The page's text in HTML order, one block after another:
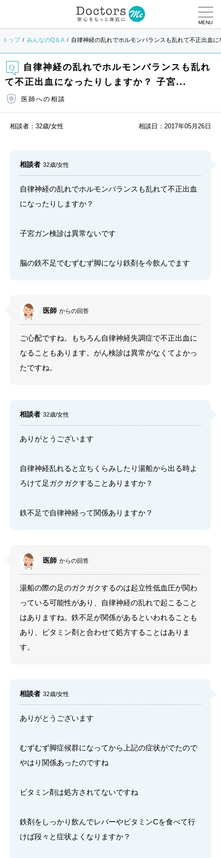
MENU
トップ みんなのQ＆A 自律神経の乱れでホルモンバランスも乱れて不正出血
自律神経の乱れでホルモンバランスも乱れ
て不正出血になったりしますか？ 子宮...
医師への相談
相談者： 32歳/女性 相談日： 2017年05月26日
相談者 32歳/女性
自律神経の乱れでホルモンバランスも乱れて不正出血
になったりしますか？
子宮ガン検診は異常ないです
脳の鉄不足でむずむず脚になり鉄剤を今飲んでます
医師 からの回答
ご心配ですね。もちろん自律神経失調症で不正出血に
なることもあります。がん検診は異常がなくてよかっ
たですね。
相談者 32歳/女性
ありがとうございます
自律神経乱れると立ちくらみしたり湯船から出る時よ
ろけて足ガクガクすることありますか？
鉄不足で自律神経って関係ありますか？
医師 からの回答
湯船の際の足のガクガクするのは起立性低血圧が関わ
っている可能性があり、自律神経の乱れで起こること
はありますね。鉄不足が関係があるといわれることも
あり、ビタミン剤と合わせて処方することはありま
す。
相談者 32歳/女性
ありがとうございます
むずむず脚症候群になってから上記の症状がでたので
やはり関係あったのですね
ビタミン剤は処方されてないですね
鉄剤をしっかり飲んでレバーやビタミンCを食べて行
けば段々と症状よくなりますか？